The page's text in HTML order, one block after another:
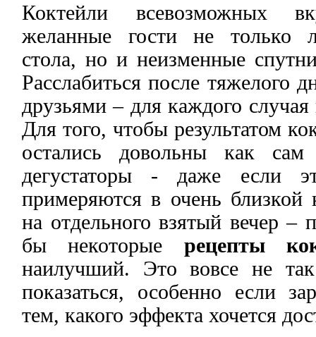
Коктейли всевозможных
желанные гости не только
стола, но и неизменные
Расслабиться после тяжелого
друзьями – для каждого случая
Для того, чтобы результатом
остались довольны как
дегустаторы - даже если
примеряются в очень близкой
на отдельного взятый вечер –
бы некоторые рецепты
наилучший. Это вовсе не
показаться, особенно если
тем, какого эффекта хочется